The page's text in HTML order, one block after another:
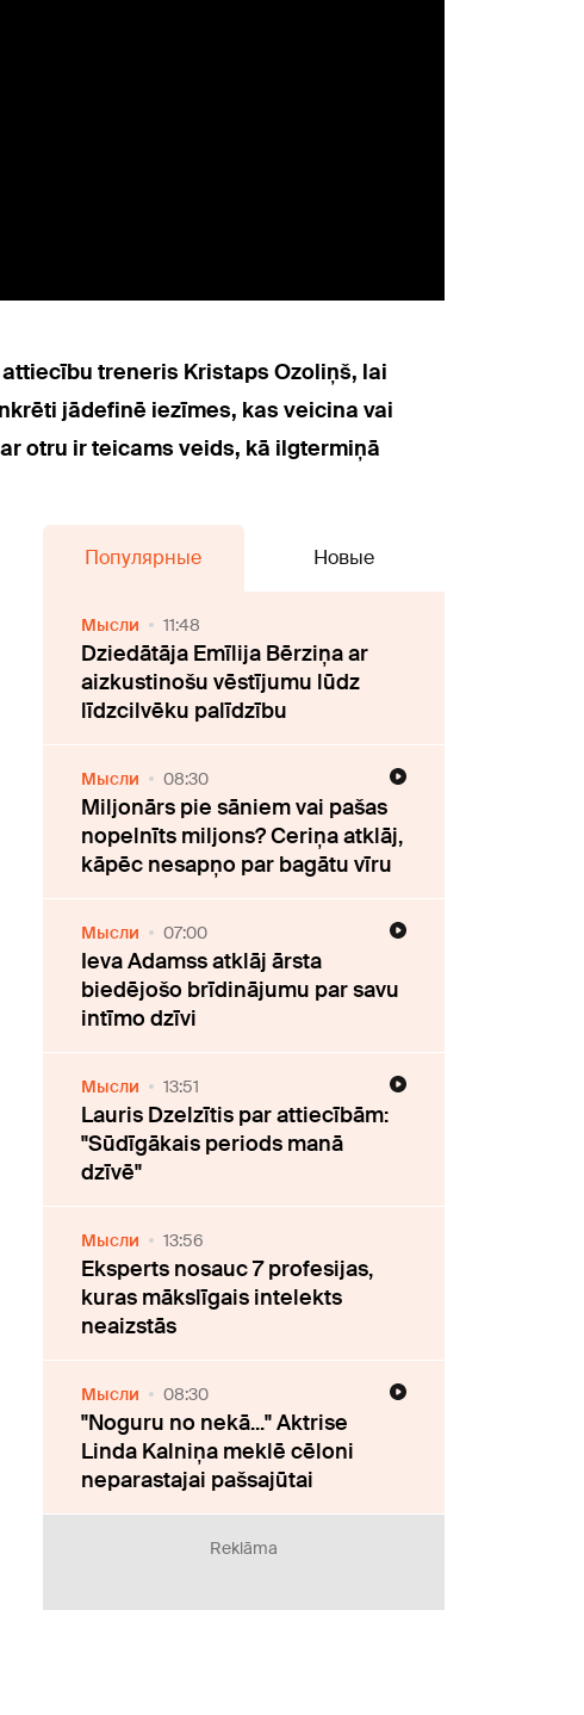
treneris Kristaps Ozoliņš, lai
jādefinē iezīmes, kas veicina vai
otru ir teicams veids, kā ilgtermiņā
Популярные Новые
Мысли 11:48
Dziedātāja Emīlija Bērziņa ar
aizkustinošu vēstījumu lūdz
līdzcilvēku palīdzību
Мысли 08:30
Miljonārs pie sāniem vai pašas
nopelnīts miljons? Ceriņa atklāj,
kāpēc nesapņo par bagātu vīru
Мысли 07:00
Ieva Adamss atklāj ārsta
biedējošo brīdinājumu par savu
intīmo dzīvi
Мысли 13:51
Lauris Dzelzītis par attiecībām:
"Sūdīgākais periods manā
dzīvē"
Мысли 13:56
Eksperts nosauc 7 profesijas,
kuras mākslīgais intelekts
neaizstās
Мысли 08:30
"Noguru no nekā..." Aktrise
Linda Kalniņa meklē cēloni
neparastajai pašsajūtai
Reklāma